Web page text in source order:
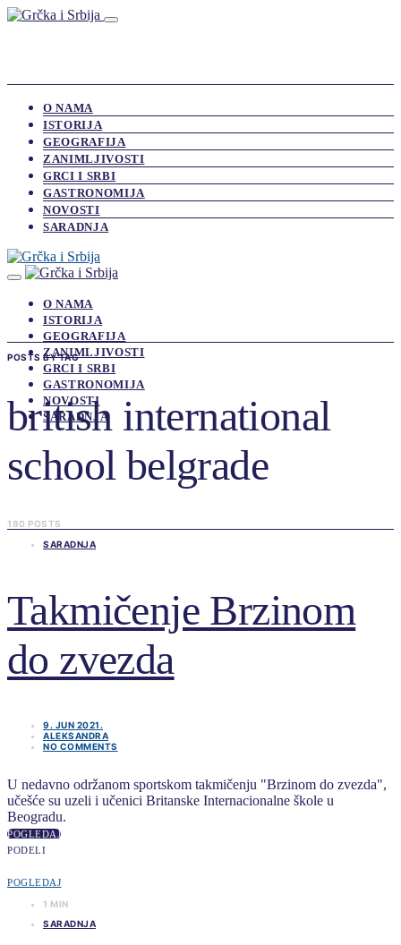
O NAMA
ISTORIJA
GEOGRAFIJA
ZANIMLJIVOSTI
GRCI I SRBI
GASTRONOMIJA
NOVOSTI
SARADNJA
O NAMA
ISTORIJA
GEOGRAFIJA
ZANIMLJIVOSTI
GRCI I SRBI
GASTRONOMIJA
NOVOSTI
SARADNJA
POSTS BY TAG
british international
school belgrade
180 POSTS
SARADNJA
Takmičenje Brzinom
do zvezda
9. JUN 2021.
ALEKSANDRA
NO COMMENTS
U nedavno održanom sportskom takmičenju "Brzinom do zvezda",
učešće su uzeli i učenici Britanske Internacionalne škole u
Beogradu.
POGLEDAJ
PODELI
POGLEDAJ
1 MIN
SARADNJA